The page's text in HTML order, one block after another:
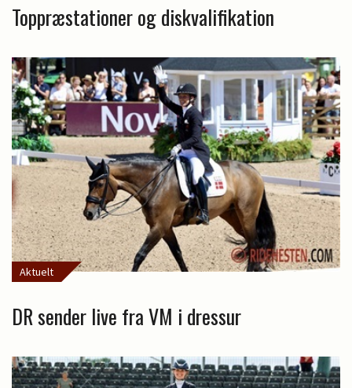
Toppræstationer og diskvalifikation
Aktuelt
DR sender live fra VM i dressur